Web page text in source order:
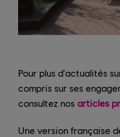
Pour plus d'actualités
compris sur ses
consultez nos articles
Une version française